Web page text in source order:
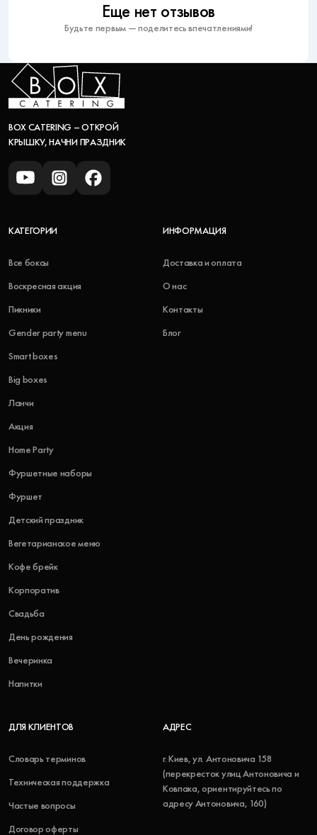
Еще нет отзывов
Будьте первым — поделитесь впечатлениями!
BOX CATERING – ОТКРОЙ
КРЫШКУ, НАЧНИ ПРАЗДНИК
КАТЕГОРИИ
Все боксы
Воскресная акция
Пикники
Gender party menu
Smart boxes
Big boxes
Ланчи
Акция
Home Party
Фуршетные наборы
Фуршет
Детский праздник
Вегетарианское меню
Кофе брейк
Корпоратив
Свадьба
День рождения
Вечеринка
Напитки
ИНФОРМАЦИЯ
Доставка и оплата
О нас
Контакты
Блог
ДЛЯ КЛИЕНТОВ
Словарь терминов
Техническая поддержка
Частые вопросы
Договор оферты
АДРЕС
г. Киев, ул. Антоновича 158
(перекресток улиц Антоновича и
Ковпака, ориентируйтесь по
адресу Антоновича, 160)